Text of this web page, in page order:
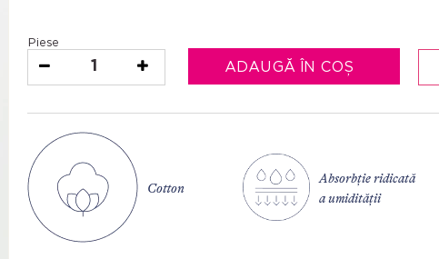
Piese
1 ADAUGĂ ÎN COȘ
Cotton
Absorbție ridicată
a umidității